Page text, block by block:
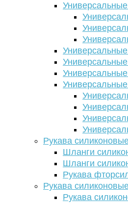
Рукава
Шланги
Шланги
Рукава
Рукава
Рукава